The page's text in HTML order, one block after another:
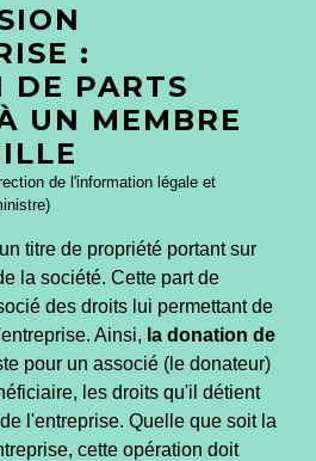
:
DE PARTS
UN MEMBRE
de l'information légale et
titre de propriété portant sur
la société. Cette part de
des droits lui permettant de
Ainsi, la donation de
pour un associé (le donateur)
les droits qu'il détient
l'entreprise. Quelle que soit la
cette opération doit